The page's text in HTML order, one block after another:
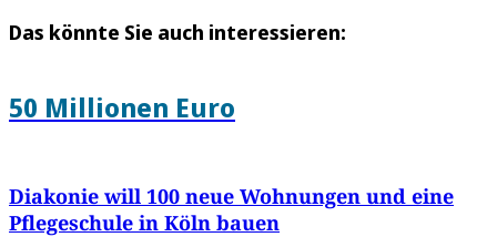
Das könnte Sie auch interessieren:
50 Millionen Euro
Diakonie will 100 neue Wohnungen und eine
Pflegeschule in Köln bauen